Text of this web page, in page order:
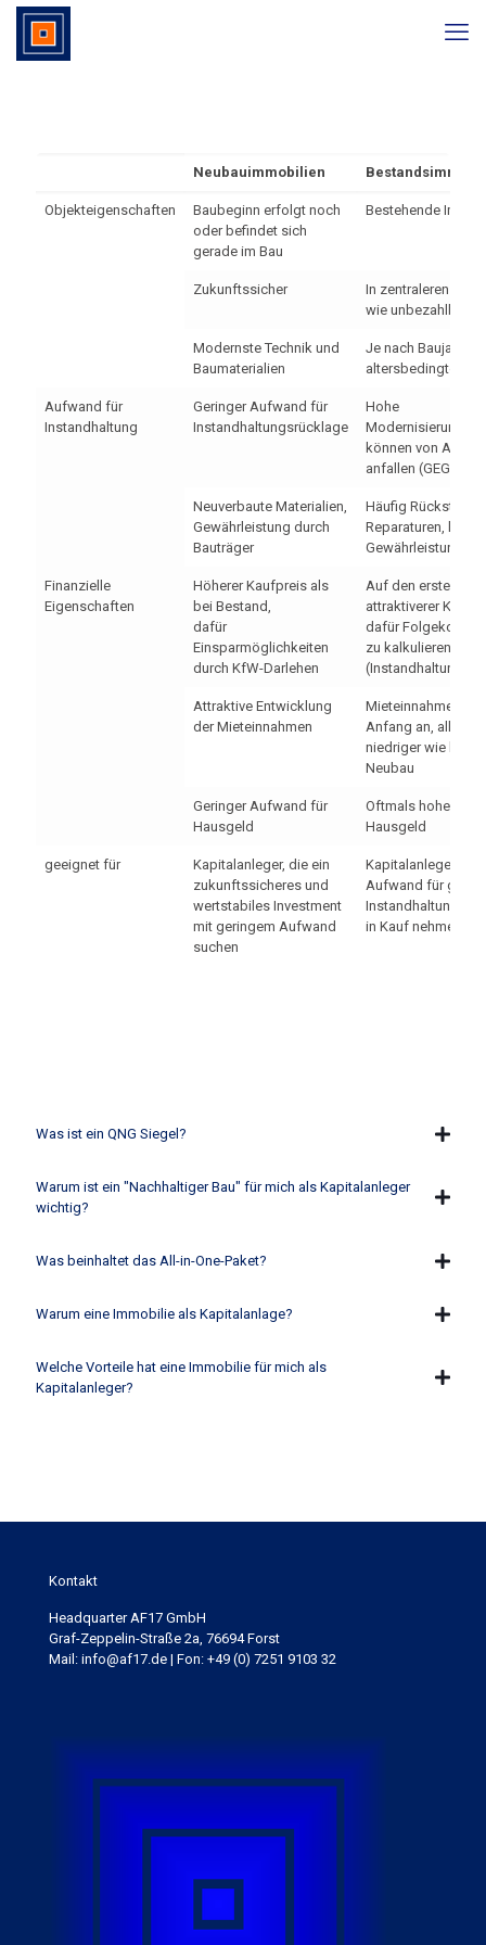
Neubauimmobilien
Objekteigenschaften
Baubeginn erfolgt noch
oder befindet sich
gerade im Bau
Bestehende
Zukunftssicher
In zentraleren
wie unbezahlbar
Modernste Technik und
Baumaterialien
Je nach Baujahr,
altersbedingter
Aufwand für
Instandhaltung
Geringer Aufwand für
Instandhaltungsrücklage
Hohe
können von
anfallen (GEG)
Neuverbaute Materialien,
Gewährleistung durch
Bauträger
Häufig Rückstau
Reparaturen, keine
Gewährleistung
Finanzielle
Eigenschaften
Höherer Kaufpreis als
bei Bestand,
dafür
Einsparmöglichkeiten
durch KfW-Darlehen
Auf den ersten
attraktiverer
dafür Folgekosten
zu kalkulieren
(Instandhaltung)
Attraktive Entwicklung
der Mieteinnahmen
Mieteinnahmen
Anfang an,
niedriger wie bei
Neubau
Geringer Aufwand für
Hausgeld
Oftmals hohe
Hausgeld
geeignet für
Kapitalanleger, die ein
zukunftssicheres und
wertstabiles Investment
mit geringem Aufwand
suchen
Kapitalanleger, die
Aufwand für ggfls.
in Kauf nehmen
Was ist ein QNG Siegel?
Warum ist ein "Nachhaltiger Bau" für mich als Kapitalanleger
wichtig?
Was beinhaltet das All-in-One-Paket?
Warum eine Immobilie als Kapitalanlage?
Welche Vorteile hat eine Immobilie für mich als
Kapitalanleger?
Kontakt
Headquarter AF17 GmbH
Graf-Zeppelin-Straße 2a, 76694 Forst
Mail: info@af17.de | Fon: +49 (0) 7251 9103 32